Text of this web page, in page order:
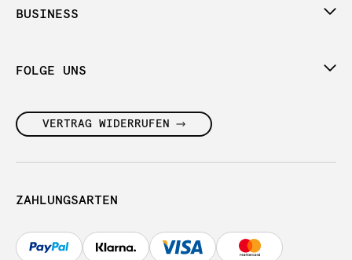
BUSINESS
FOLGE UNS
VERTRAG WIDERRUFEN
ZAHLUNGSARTEN